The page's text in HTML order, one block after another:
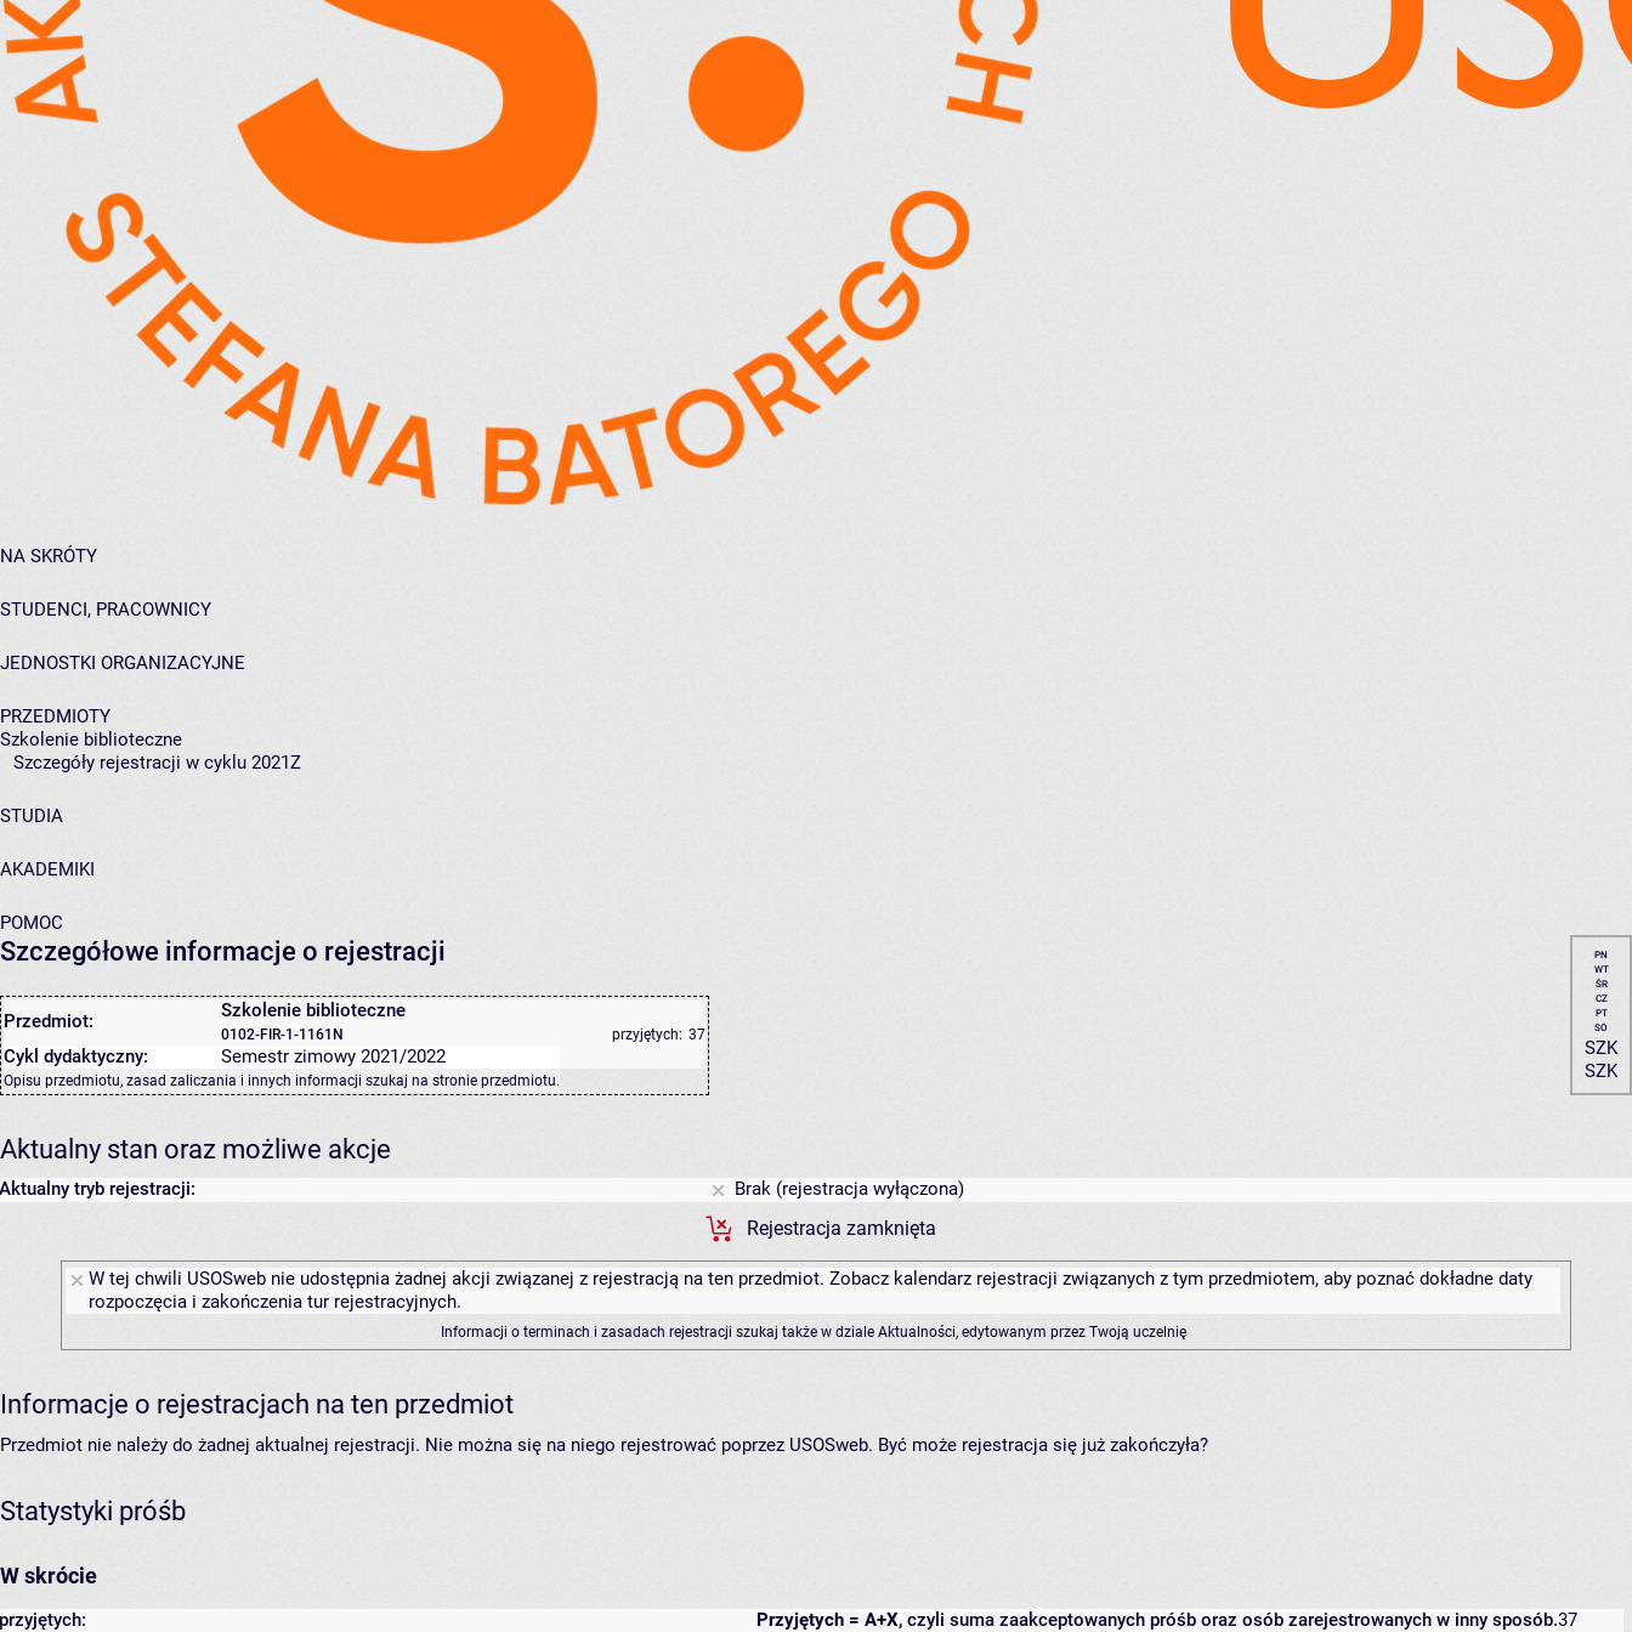
NA SKRÓTY
STUDENCI, PRACOWNICY
JEDNOSTKI ORGANIZACYJNE
PRZEDMIOTY
Szkolenie biblioteczne
Szczegóły rejestracji w cyklu 2021Z
STUDIA
AKADEMIKI
POMOC
Szczegółowe informacje o rejestracji
Przedmiot: Szkolenie biblioteczne
0102-FIR-1-1161N przyjętych: 37
Cykl dydaktyczny: Semestr zimowy 2021/2022
Opisu przedmiotu, zasad zaliczania i innych informacji szukaj na stronie przedmiotu.
PN
WT
ŚR
CZ
PT
SO
SZK
SZK
Aktualny stan oraz możliwe akcje
Aktualny tryb rejestracji:
Brak (rejestracja wyłączona)
Rejestracja zamknięta
W tej chwili USOSweb nie udostępnia żadnej akcji związanej z rejestracją na ten przedmiot. Zobacz kalendarz rejestracji związanych z tym przedmiotem, aby poznać dokładne daty
rozpoczęcia i zakończenia tur rejestracyjnych.
Informacji o terminach i zasadach rejestracji szukaj także w dziale Aktualności, edytowanym przez Twoją uczelnię
Informacje o rejestracjach na ten przedmiot
Przedmiot nie należy do żadnej aktualnej rejestracji. Nie można się na niego rejestrować poprzez USOSweb. Być może rejestracja się już zakończyła?
Statystyki próśb
W skrócie
Przyjętych = A+X, czyli suma zaakceptowanych próśb oraz osób zarejestrowanych w inny sposób.
przyjętych: 37